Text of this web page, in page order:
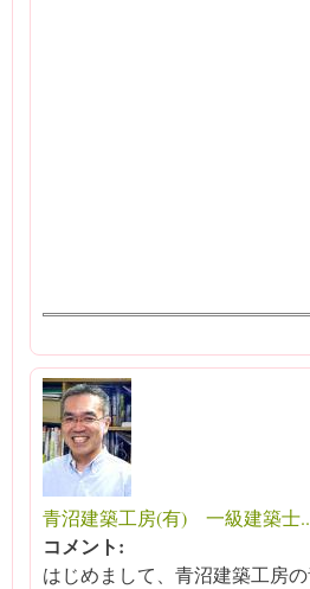
青沼建築工房(有) 一級建築士
コメント:
はじめまして、青沼建築工房の